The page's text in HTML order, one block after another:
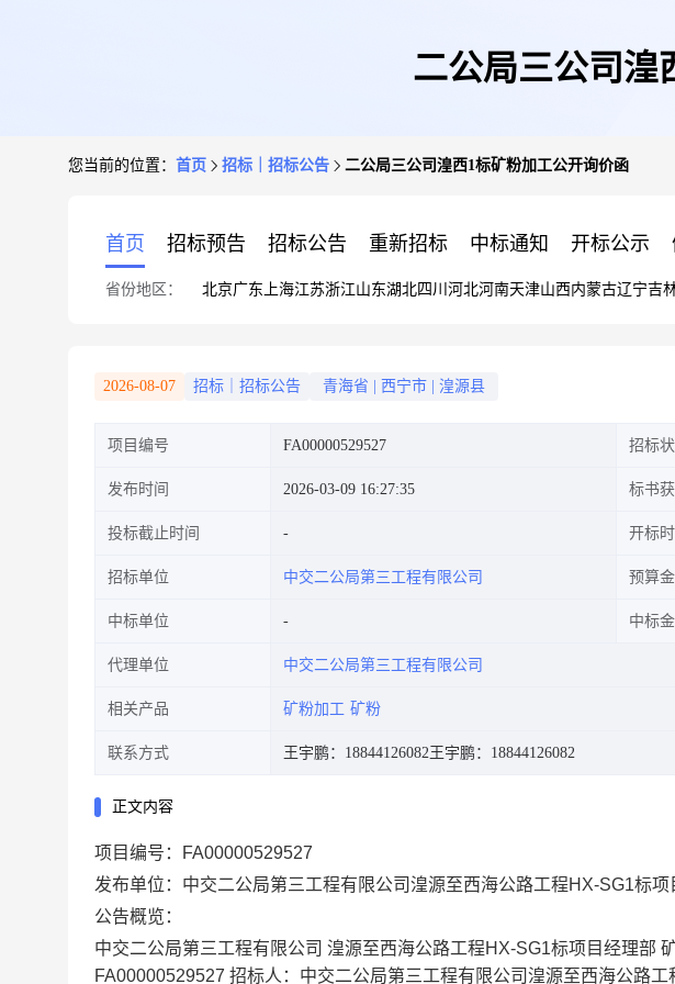
二公局三公司湟
您当前的位置： 首页 招标｜招标公告 二公局三公司湟西1标矿粉加工公开询价函
首页 招标预告 招标公告 重新招标 中标通知 开标公示
省份地区： 北京广东 上海江苏浙江山东湖北四川 河北河南天津山西内蒙古辽宁吉
2026-08-07 招标｜招标公告 青海省 西宁市 湟源县
项目编号 FA00000529527 招标
发布时间 2026-03-09 16:27:35 标书
投标截止时间 开标时
招标单位 中交二公局第三工程有限公司 预算
中标单位 中标
代理单位 中交二公局第三工程有限公司
相关产品 矿粉加工 矿粉
联系方式 王宇鹏：18844126082王宇鹏：18844126082
正文内容
项目编号：FA00000529527
发布单位：中交二公局第三工程有限公司湟源至西海公路工程HX-SG1标项
公告概览：
中交二公局第三工程有限公司 湟源至西海公路工程HX-SG1标项目经理部
FA00000529527 招标人：中交二公局第三工程有限公司湟源至西海公路